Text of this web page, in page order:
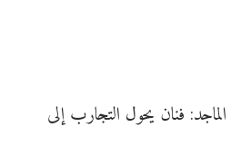
فنان يحول التجارب إلى